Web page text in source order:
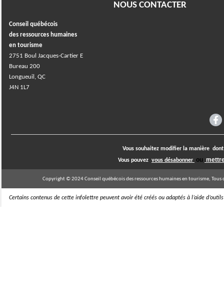
NOUS CONTACTER
Conseil québécois
des ressources humaines
en tourisme
2751 Boul Jacques-Cartier E
Bureau 200
Longueuil, QC
J4N 1L7
Vous souhaitez modifier la manière
Vous pouvez vous désabonner ou
Copyright © 2024 Conseil québécois des ressources humaines en tourisme, Tous
Certains contenus de cette infolettre peuvent avoir été créés ou adaptés à l’aide